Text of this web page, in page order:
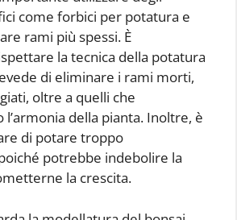
come forbici per potatura e
rami più spessi. È
la tecnica della potatura
di eliminare i rami morti,
oltre a quelli che
della pianta. Inoltre, è
di potare troppo
potrebbe indebolire la
la crescita.